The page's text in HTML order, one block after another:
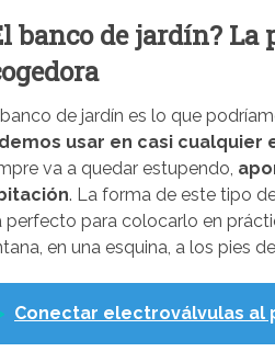
banco de jardín?
de jardín es lo que
usar en casi cualquier
va a quedar estupendo,
. La forma de este tipo
perfecto para colocarlo en
en una esquina, a los pies
Conectar electroválvulas al